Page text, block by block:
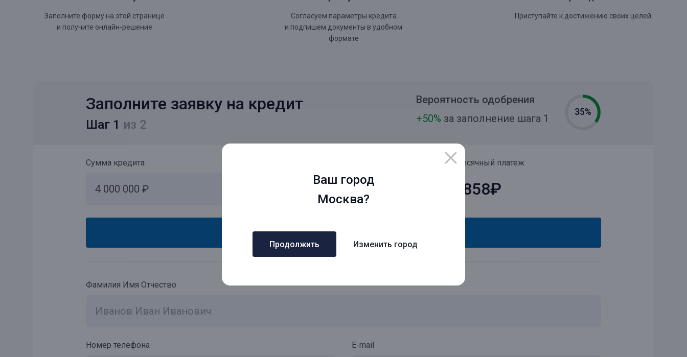
Ваш город
Москва?
Продолжить Изменить город
Заполните форму на этой странице
и получите онлайн-решение
Согласуем параметры кредита
и подпишем документы в удобном
формате
Приступайте к достижению своих целей
Заполните заявку на кредит
Шаг 1 из 2
Вероятность одобрения
35%
+50% за заполнение шага 1
Сумма кредита Ежемесячный платеж
65 858₽
Заполните данные через
Фамилия Имя Отчество
Номер телефона E-mail